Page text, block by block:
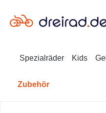
Spezialräder Kids
Zubehör